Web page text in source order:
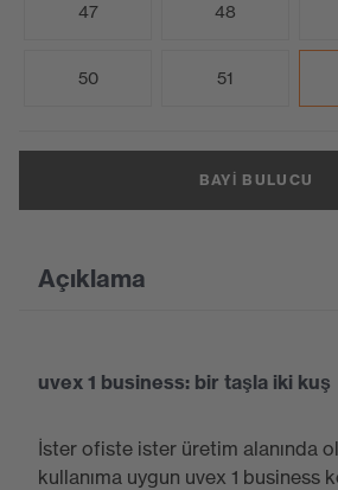
47 48
50 51
BAYI BULUCU
Açıklama
uvex 1 business: bir taşla iki kuş
İster ofiste ister üretim alanında
kullanıma uygun uvex 1 business